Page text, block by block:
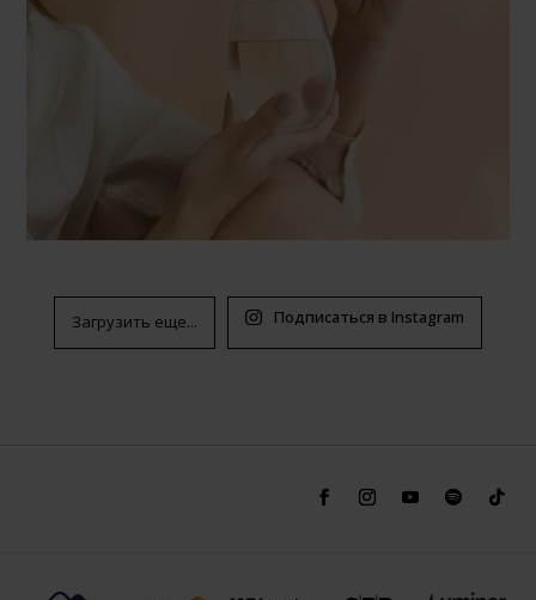
Загрузить еще... Подписаться в Instagram